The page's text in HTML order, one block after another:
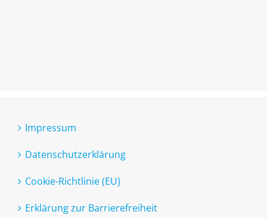
Impressum
Datenschutzerklärung
Cookie-Richtlinie (EU)
Erklärung zur Barrierefreiheit